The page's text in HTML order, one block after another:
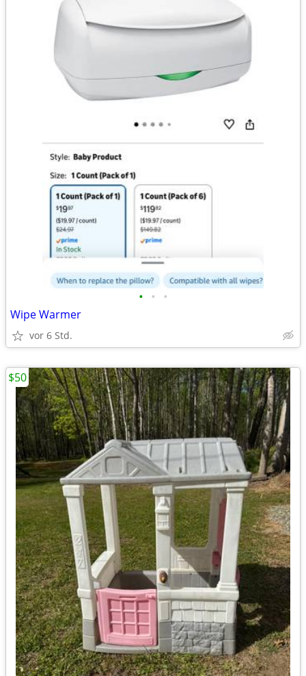
• • •
Wipe Warmer
vor 6 Std.
$50